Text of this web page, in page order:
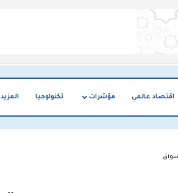
اقتصاد عالمي مؤشرات تكنولوجيا المزيد